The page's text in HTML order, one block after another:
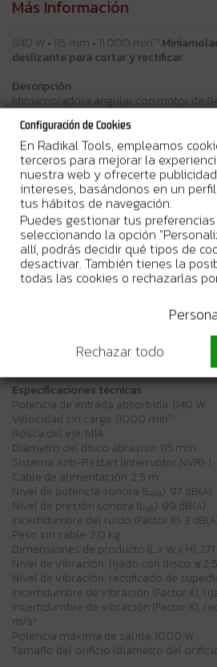
Más Información
840 W • 115 mm • 11.000 min⁻¹
deslizante para cortar y rectificar
Descripción
Miniamoladora angular con motor de
La construcción del canal de laberinto
bobina de campo de las impurezas del
Beneficios del usuario
Bloqueo del husillo mediante pulsador
del operario
Diseño compacto con cañón de
para mayor comodidad
Doble aislamiento
El barniz protector en zig-zag sella la
la suciedad para prolongar la vida útil
Interruptor deslizante con bloqueo
La construcción de laberinto sella y
Los fiables engranajes mecanizados
más de vida útil
Especificaciones técnicas
Potencia de entrada absorbida: 840 W
Velocidad sin carga: 11000 min⁻¹
Rosca del eje: M14
Diámetro del disco abrasivo: 115 mm
Sistema Anti-Restart (Interruptor NVR): 1
Cable de alimentación: 2,5 m
Nivel de potencia sonora (LWA ): 97 dB(A)
Nivel de presión sonora (LpA ): 89 dB(A)
Incertidumbre del ruido (Factor K): 3
Peso sin cable: 2,0 kg
Dimensiones de producto (L x W x H):
Nivel de vibración, lijado con disco: ≤
Nivel de vibración, rectificado de
Incertidumbre de vibración (Factor K),
Incertidumbre de vibración (Factor K),
m/s²
Potencia máxima de salida: 1000 W
Tamaño del orificio (diámetro del
Configuración de Cookies
En Radikal Tools, empleamos
terceros para mejorar la
nuestra web y ofrecerte
intereses, basándonos en un
tus hábitos de navegación.
Puedes gestionar tus
seleccionando la opción
allí, podrás decidir qué tipos de
desactivar. También tienes la
todas las cookies o rechazarlas
Rechazar todo